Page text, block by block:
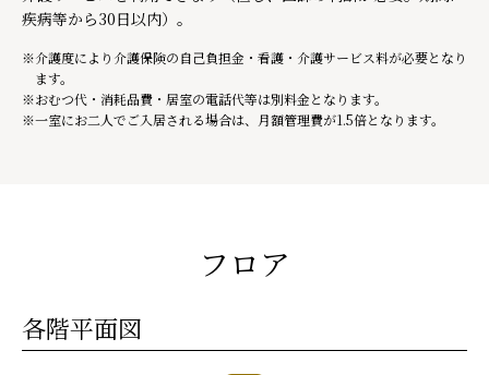
疾病等から30日以内）。
介護度により介護保険の自己負担金・看護・介護サービス料が必要となり
ます。
おむつ代・消耗品費・居室の電話代等は別料金となります。
一室にお二人でご入居される場合は、月額管理費が1.5倍となります。
フロア
各階平面図